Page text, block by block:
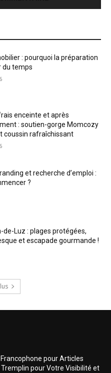
: pourquoi la préparation
du temps
enceinte et après
: soutien-gorge Momcozy
coussin rafraîchissant
et recherche d’emploi :
?
de-Luz : plages protégées,
et escapade gourmande !
pour Articles
Tremplin pour Votre Visibilité et